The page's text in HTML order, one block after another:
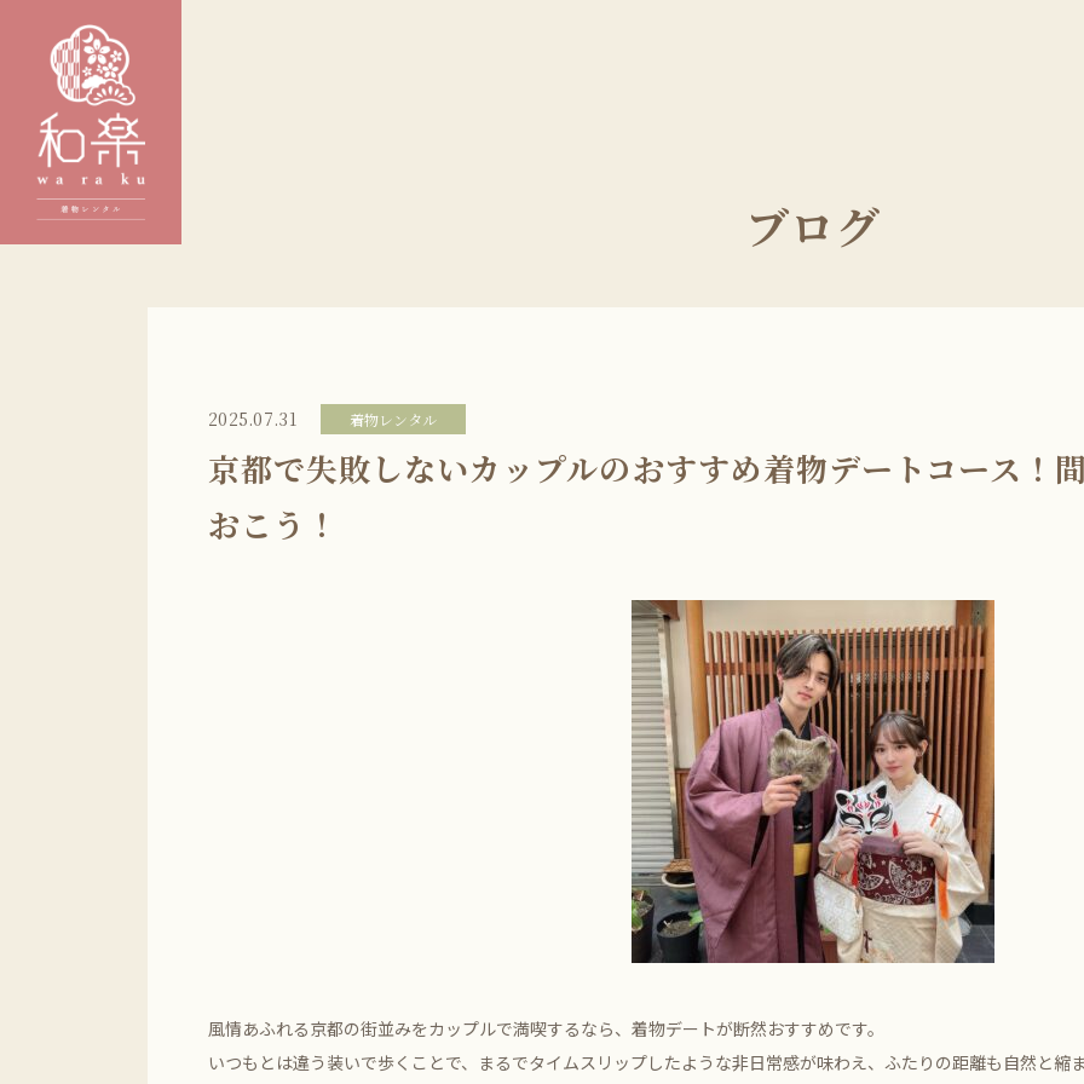
ブログ
2025.07.31 着物レンタル
京都で失敗しないカップルのおすすめ着物デートコース！
おこう！
風情あふれる京都の街並みをカップルで満喫するなら、着物デートが断然おすすめです。
いつもとは違う装いで歩くことで、まるでタイムスリップしたような非日常感が味わえ、ふたりの距離も自然と縮ま